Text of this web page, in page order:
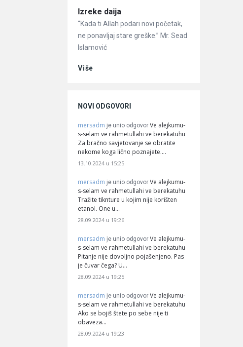
Članci
Izreke daija
“Kada ti Allah podari novi početak,
ne ponavljaj stare greške.” Mr. Sead
Islamović
Više
NOVI ODGOVORI
mersadm je unio odgovor Ve alejkumu-
s-selam ve rahmetullahi ve berekatuhu
Za bračno savjetovanje se obratite
nekome koga lično poznajete.…
13.10.2024 u 15:25
mersadm je unio odgovor Ve alejkumu-
s-selam ve rahmetullahi ve berekatuhu
Tražite tiknture u kojim nije korišten
etanol. One u…
28.09.2024 u 19:26
mersadm je unio odgovor Ve alejkumu-
s-selam ve rahmetullahi ve berekatuhu
Pitanje nije dovoljno pojašenjeno. Pas
je čuvar čega? U…
28.09.2024 u 19:25
mersadm je unio odgovor Ve alejkumu-
s-selam ve rahmetullahi ve berekatuhu
Ako se bojiš štete po sebe nije ti
obaveza…
28.09.2024 u 19:23